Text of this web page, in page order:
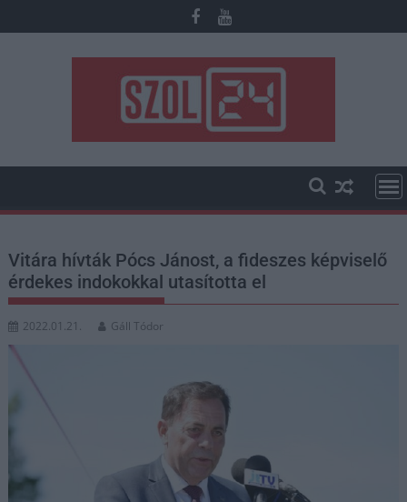
to
Vitára hívták Pócs Jánost, a fideszes képviselő
érdekes indokokkal utasította el
2022.01.21. Gáll Tódor